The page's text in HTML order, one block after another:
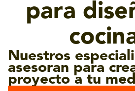
para
Nuestros
asesoran para
proyecto a tu